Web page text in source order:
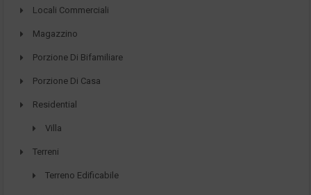
Locali Commerciali
Magazzino
Porzione Di Bifamiliare
Porzione Di Casa
Residential
Villa
Terreni
Terreno Edificabile